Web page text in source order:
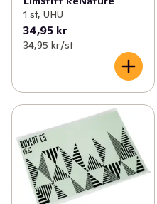
1 st, UHU
34,95 kr
34,95 kr /st